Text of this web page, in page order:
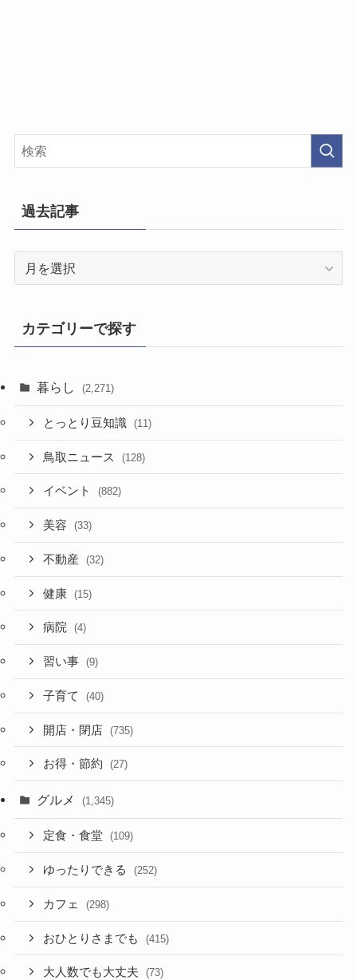
過去記事
カテゴリーで探す
暮らし (2,271)
とっとり豆知識 (11)
鳥取ニュース (128)
イベント (882)
美容 (33)
不動産 (32)
健康 (15)
病院 (4)
習い事 (9)
子育て (40)
開店・閉店 (735)
お得・節約 (27)
グルメ (1,345)
定食・食堂 (109)
ゆったりできる (252)
カフェ (298)
おひとりさまでも (415)
大人数でも大丈夫 (73)